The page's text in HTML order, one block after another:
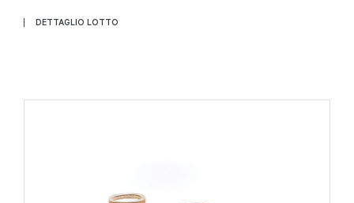
DETTAGLIO LOTTO